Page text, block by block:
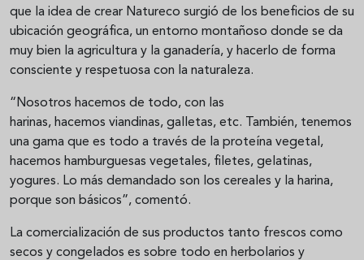
que la idea de crear Natureco surgió de los beneficios de su
ubicación geográfica, un entorno montañoso donde se da
muy bien la agricultura y la ganadería, y hacerlo de forma
consciente y respetuosa con la naturaleza.
“Nosotros hacemos de todo, con las
harinas, hacemos viandinas, galletas, etc. También, tenemos
una gama que es todo a través de la proteína vegetal,
hacemos hamburguesas vegetales, filetes, gelatinas,
yogures. Lo más demandado son los cereales y la harina,
porque son básicos”, comentó.
La comercialización de sus productos tanto frescos como
secos y congelados es sobre todo en herbolarios y